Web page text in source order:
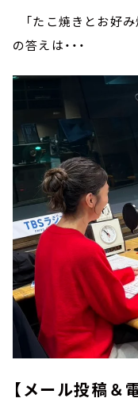
「たこ焼きとお好み
の答えは・・・
【メール投稿＆